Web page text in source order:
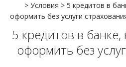
> Условия > 5 кредитов в
оформить без услуги
5 кредитов в
оформить без